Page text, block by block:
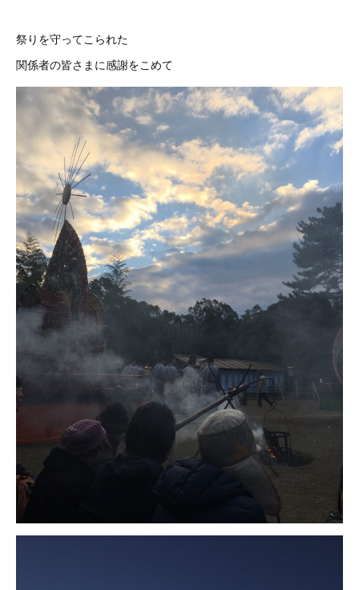
祭りを守ってこられた
関係者の皆さまに感謝をこめて